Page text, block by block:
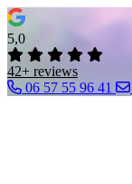
5,0
42+ reviews
06 57 55 96 41